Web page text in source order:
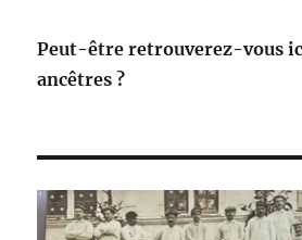
Peut-être retrouverez-vous
ancêtres ?